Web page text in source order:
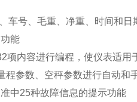
车号、毛重、净重、时间和日
能
项内容进行编程，使仪表适用
程参数、空秤参数进行自动和
中25种故障信息的提示功能